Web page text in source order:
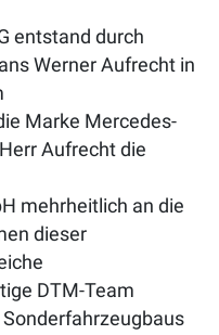
entstand durch
Werner Aufrecht in
Marke Mercedes-
Aufrecht die
mehrheitlich an die
dieser
DTM-Team